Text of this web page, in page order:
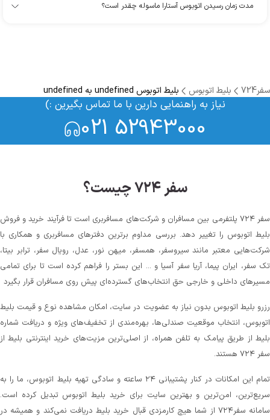
مدت زمان رسیدن اتوبوس آستارا ماسوله چقدر است؟
سفر724 بلیط اتوبوس بلیط اتوبوس undefined به undefined
نیاز به راهنمایی دارین با ما تماس بگیرین :)
021 52943000
سفر ۷۲۴ چیست؟
سفر ۷۲۴ پلتفرمی بین مسافران و شرکت‌های مسافربری است تا فرآیند خرید و فروش
بلیط اتوبوس را تغییر دهد. بررسی مداوم برترین دفترهای مسافربری و همکاری با
شرکت‌هایی معتبر مانند سیروسفر، همسفر، میهن‌ نور، عدل، رویال سفر، ترابر بیتا،
تک سفر، ایران پیما، آریا سفر آسیا و ... این بستر را فراهم کرده است تا برای تمامی
مسیرهای داخلی و خارجی حق انتخاب‌های گسترده‌ای پیش روی مسافران قرار بگیرد
رزرو بلیط اتوبوس بدون نیاز به عضویت در سایت، امکان مشاهده نوع و قیمت بلیط
اتوبوس، انتخاب موقعیت صندلی‌ها، بهره‌مندی از تخفیف‌های ویژه و دریافت شماره‌
بلیط از طریق پیامک به تلفن همراه، از اصلی‌ترین مزیت‌های خرید اینترنتی بلیط از
سفر ۷۲۴ هستند.
تمام این امکانات در کنار پشتیبانی‌ ۲۴ ساعته و سادگی تهیه بلیط اتوبوس، ما را به
سریع‌ترین، امن‌ترین و بهترین سایت برای خرید بلیط اتوبوس تبدیل کرده است.
سامانه سفر۷۲۴ از شما هیچ کارمزدی قبال خرید بلیط دریافت نمی‌کند و همیشه در